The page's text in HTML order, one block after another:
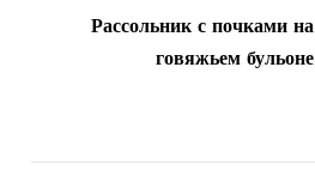
Рассольник с почками на
говяжьем бульоне